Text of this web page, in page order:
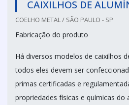
CAIXILHOS DE
COELHO METAL / SÃO PAULO - SP
Fabricação do produto
Há diversos modelos de caixilhos
todos eles devem ser
primas certificadas e
propriedades físicas e químicas do